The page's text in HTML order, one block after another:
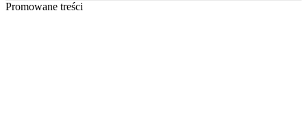
Promowane treści